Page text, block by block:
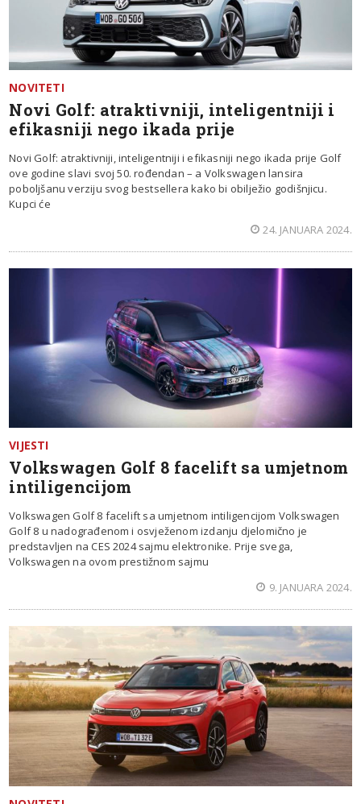
NOVITETI
Novi Golf: atraktivniji, inteligentniji i
efikasniji nego ikada prije
Novi Golf: atraktivniji, inteligentniji i efikasniji nego ikada prije Golf
ove godine slavi svoj 50. rođendan – a Volkswagen lansira
poboljšanu verziju svog bestsellera kako bi obilježio godišnjicu.
Kupci će
24. JANUARA 2024.
VIJESTI
Volkswagen Golf 8 facelift sa umjetnom
intiligencijom
Volkswagen Golf 8 facelift sa umjetnom intiligencijom Volkswagen
Golf 8 u nadograđenom i osvježenom izdanju djelomično je
predstavljen na CES 2024 sajmu elektronike. Prije svega,
Volkswagen na ovom prestižnom sajmu
9. JANUARA 2024.